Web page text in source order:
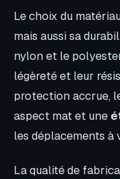
Le choix du
mais aussi sa
nylon et le
légèreté et leur
protection accrue,
aspect mat et une
les déplacements à
La qualité de